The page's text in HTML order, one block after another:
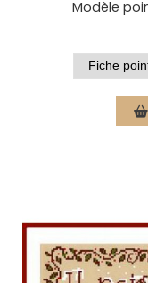
Modèle